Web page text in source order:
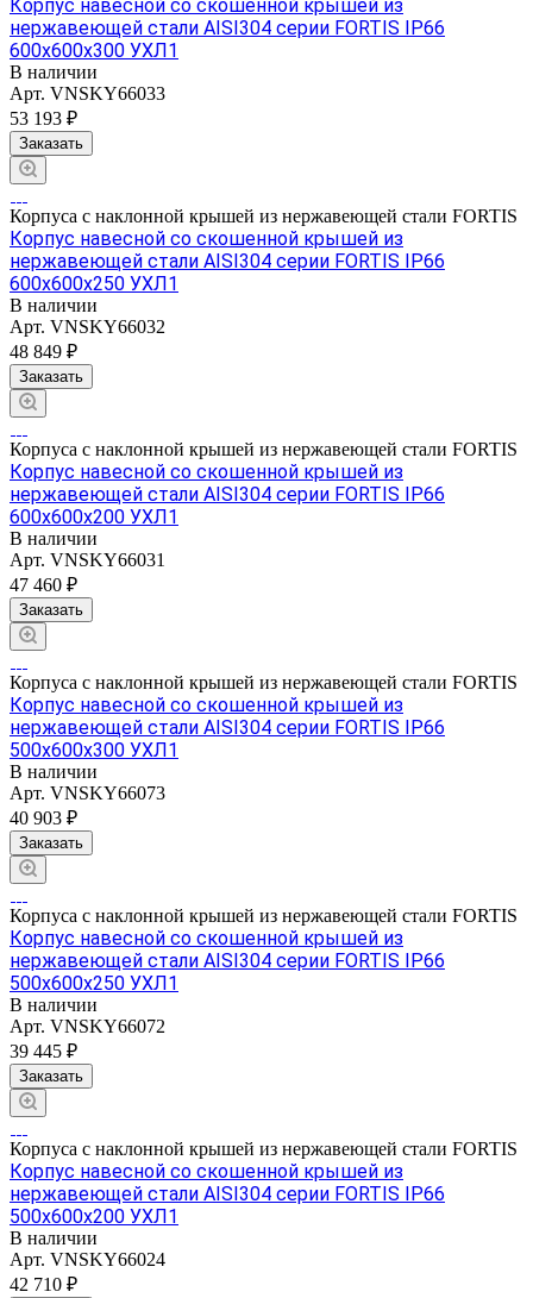
Корпус навесной со скошенной крышей из
нержавеющей стали AISI304 серии FORTIS IP66
600х600х300 УХЛ1
В наличии
Арт. VNSKY66033
53 193 ₽
Заказать
Корпуса с наклонной крышей из нержавеющей стали FORTIS
Корпус навесной со скошенной крышей из
нержавеющей стали AISI304 серии FORTIS IP66
600х600х250 УХЛ1
В наличии
Арт. VNSKY66032
48 849 ₽
Заказать
Корпуса с наклонной крышей из нержавеющей стали FORTIS
Корпус навесной со скошенной крышей из
нержавеющей стали AISI304 серии FORTIS IP66
600х600х200 УХЛ1
В наличии
Арт. VNSKY66031
47 460 ₽
Заказать
Корпуса с наклонной крышей из нержавеющей стали FORTIS
Корпус навесной со скошенной крышей из
нержавеющей стали AISI304 серии FORTIS IP66
500х600х300 УХЛ1
В наличии
Арт. VNSKY66073
40 903 ₽
Заказать
Корпуса с наклонной крышей из нержавеющей стали FORTIS
Корпус навесной со скошенной крышей из
нержавеющей стали AISI304 серии FORTIS IP66
500х600х250 УХЛ1
В наличии
Арт. VNSKY66072
39 445 ₽
Заказать
Корпуса с наклонной крышей из нержавеющей стали FORTIS
Корпус навесной со скошенной крышей из
нержавеющей стали AISI304 серии FORTIS IP66
500х600х200 УХЛ1
В наличии
Арт. VNSKY66024
42 710 ₽